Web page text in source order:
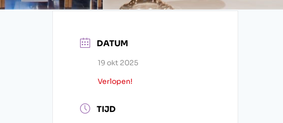
DATUM
19 okt 2025
Verlopen!
TIJD